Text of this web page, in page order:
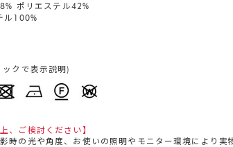
ポリエステル42%
ル100%
クで表示説明)
、ご検討ください】
時の光や角度、お使いの照明やモニター環境により実